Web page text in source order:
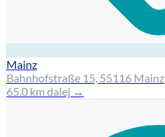
Mainz
Bahnhofstraße 15, 55116 Mainz
65.0 km dalej →